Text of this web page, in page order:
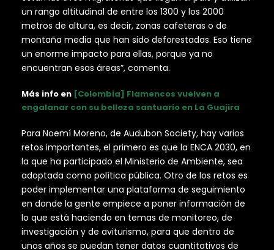
un rango altitudinal de entre los 1300 y los 2000
metros de altura, es decir, zonas cafeteras o de
montaña media que han sido deforestadas. Eso tiene
un enorme impacto para ellas, porque ya no
encuentran esas áreas”, comenta.
Más info en [Colombia] Flamencos vuelven a
engalanar con su belleza santuario en La Guajira
Para Noemí Moreno, de Audubon Society, hay varios
retos importantes, el primero es que la ENCA 2030, en
la que ha participado el Ministerio de Ambiente, sea
adoptada como política pública. Otro de los retos es
poder implementar una plataforma de seguimiento
en donde la gente empiece a poner información de
lo que está haciendo en temas de monitoreo, de
investigación y de aviturismo, para que dentro de
unos años se puedan tener datos cuantitativos de